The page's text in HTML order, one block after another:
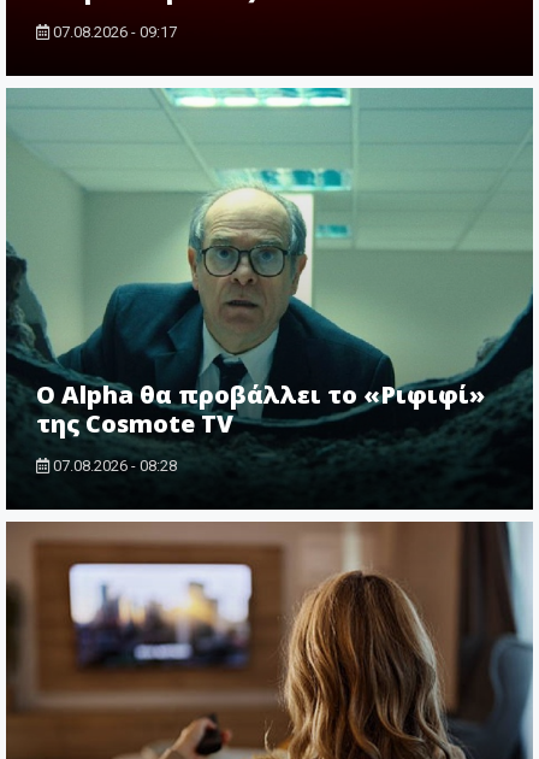
07.08.2026 - 09:17
Ο Alpha θα προβάλλει το «Ριφιφί»
της Cosmote TV
07.08.2026 - 08:28